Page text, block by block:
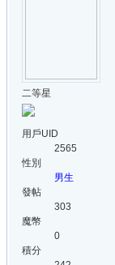
二等星
用戶UID
2565
性別
男生
發帖
303
魔幣
0
積分